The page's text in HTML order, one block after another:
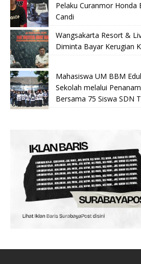
Pelaku Curanmor Honda
Candi
Wangsakarta Resort &
Diminta Bayar Kerugian
Mahasiswa UM BBM
Sekolah melalui
Bersama 75 Siswa SDN